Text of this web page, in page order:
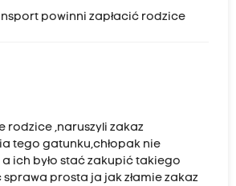
powinni zapłacić rodzice
rodzice ,naruszyli zakaz
tego gatunku,chłopak nie
a ich było stać zakupić takiego
sprawa prosta ja jak złamie zakaz